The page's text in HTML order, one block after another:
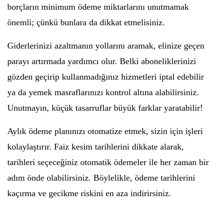
borçların minimum ödeme miktarlarını unutmamak
önemli; çünkü bunlara da dikkat etmelisiniz.
Giderlerinizi azaltmanın yollarını aramak, elinize geçen
parayı artırmada yardımcı olur. Belki aboneliklerinizi
gözden geçirip kullanmadığınız hizmetleri iptal edebilir
ya da yemek masraflarınızı kontrol altına alabilirsiniz.
Unutmayın, küçük tasarruflar büyük farklar yaratabilir!
Aylık ödeme planınızı otomatize etmek, sizin için işleri
kolaylaştırır. Faiz kesim tarihlerini dikkate alarak,
tarihleri seçeceğiniz otomatik ödemeler ile her zaman bir
adım önde olabilirsiniz. Böylelikle, ödeme tarihlerini
kaçırma ve gecikme riskini en aza indirirsiniz.